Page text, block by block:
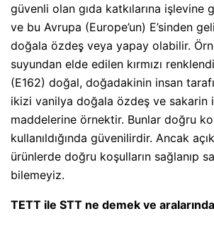
güvenli olan gıda katkılarına işlevine
ve bu Avrupa (Europe’un) E’sinden
doğala özdeş̧ veya yapay olabilir.
suyundan elde edilen kırmızı
(E162) doğal, doğadakinin insan
ikizi vanilya doğala özdeş ve sakarin
maddelerine örnektir. Bunlar doğru
kullanıldığında güvenilirdir. Ancak
ürünlerde doğru koşulların sağlanıp
bilemeyiz.
TETT ile STT ne demek ve